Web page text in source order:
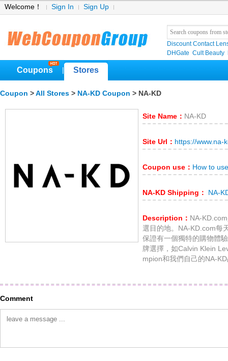
Welcome！ Sign In Sign Up
Discount Contact
DHGate Cult Beauty
Coupons Stores
Coupon > All Stores > NA-KD Coupon > NA-KD
Site Name： NA-KD
Site Url： https://www.na-
Coupon use： How to
NA-KD Shipping： NA-
Description： NA-
選目的地。NA-KD.com每
保證有一個獨特的購物體
牌選擇，如Calvin Klein
mpion和我們自己的NA-
Comment